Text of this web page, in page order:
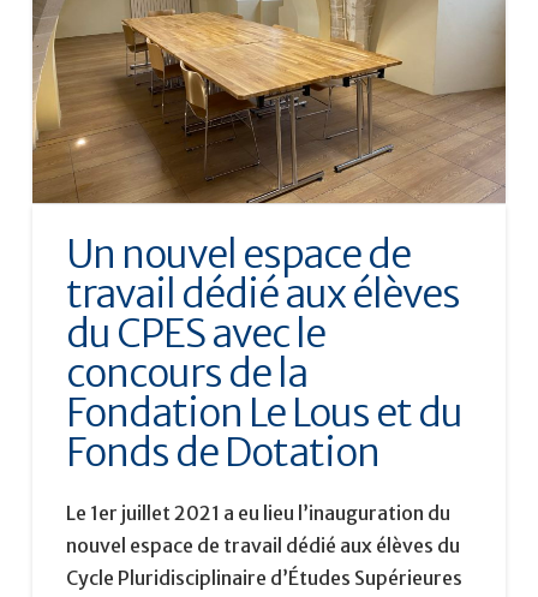
Un nouvel espace de
travail dédié aux élèves
du CPES avec le
concours de la
Fondation Le Lous et du
Fonds de Dotation
Le 1er juillet 2021 a eu lieu l’inauguration du
nouvel espace de travail dédié aux élèves du
Cycle Pluridisciplinaire d’Études Supérieures